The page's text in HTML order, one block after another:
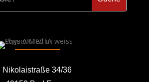
Nikolaistraße 34/36